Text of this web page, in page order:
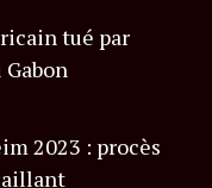
tué par
2023 : procès